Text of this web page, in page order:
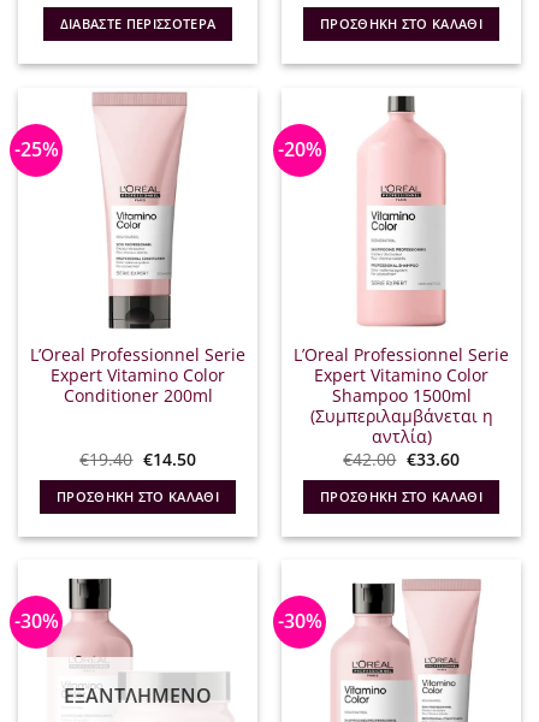
was:
€31.50.
τιμή
είναι:
€23.60.
ΔΙΑΒΆΣΤΕ ΠΕΡΙΣΣΌΤΕΡΑ was:
€24.50.
τιμή
είναι:
€18.30.
ΠΡΟΣΘΉΚΗ ΣΤΟ ΚΑΛΆΘΙ
-25%
L’Oreal Professionnel Serie
Expert Vitamino Color
Conditioner 200ml
€19.40 Original
price
was:
€19.40.
€14.50Η
τιμή
είναι:
€14.50.
ΠΡΟΣΘΉΚΗ ΣΤΟ ΚΑΛΆΘΙ
-20%
L’Oreal Professionnel Serie
Expert Vitamino Color
Shampoo 1500ml
(Συμπεριλαμβάνεται η
αντλία)
€42.00 Original
price
was:
€42.00.
€33.60Η
τιμή
είναι:
€33.60.
ΠΡΟΣΘΉΚΗ ΣΤΟ ΚΑΛΆΘΙ
-30%
ΕΞΑΝΤΛΗΜΈΝΟ
-30%